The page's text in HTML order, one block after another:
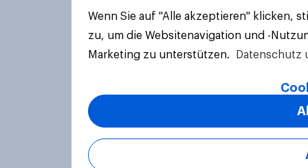
Wenn Sie auf "Alle akzeptieren" klicken,
zu, um die Websitenavigation und -
Marketing zu unterstützen.
Datenschutz